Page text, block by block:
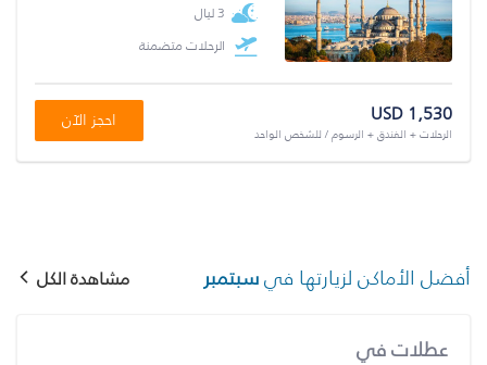
3 ليال
الرحلات متضمنة
USD 1,530
الرحلات + الفندق + الرسوم / للشخص الواحد
احجز الآن
أفضل الأماكن لزيارتها فيسبتمبر مشاهدة الكل
عطلات في